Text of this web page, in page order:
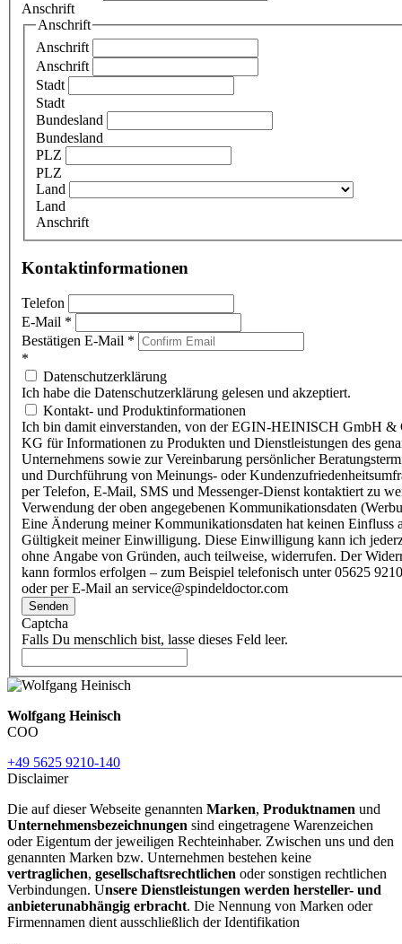
Anschrift
Anschrift
Anschrift
Anschrift
Stadt
Stadt
Bundesland
Bundesland
PLZ
PLZ
Land
Land
Anschrift
Kontaktinformationen
Telefon
E-Mail *
Bestätigen E-Mail *
*
Datenschutzerklärung
Ich habe die Datenschutzerklärung gelesen und akzeptiert.
Kontakt- und Produktinformationen
Ich bin damit einverstanden, von der EGIN-HEINISCH GmbH &
KG für Informationen zu Produkten und Dienstleistungen des
Unternehmens sowie zur Vereinbarung persönlicher
und Durchführung von Meinungs- oder
per Telefon, E-Mail, SMS und Messenger-Dienst kontaktiert zu
Verwendung der oben angegebenen Kommunikationsdaten
Eine Änderung meiner Kommunikationsdaten hat keinen Einfluss
Gültigkeit meiner Einwilligung. Diese Einwilligung kann ich
ohne Angabe von Gründen, auch teilweise, widerrufen. Der
kann formlos erfolgen – zum Beispiel telefonisch unter 05625
oder per E-Mail an service@spindeldoctor.com
Senden
Captcha
Falls Du menschlich bist, lasse dieses Feld leer.
Wolfgang Heinisch
COO
+49 5625 9210-140
Disclaimer
Die auf dieser Webseite genannten Marken, Produktnamen und
Unternehmensbezeichnungen sind eingetragene Warenzeichen
oder Eigentum der jeweiligen Rechteinhaber. Zwischen uns und den
genannten Marken bzw. Unternehmen bestehen keine
vertraglichen, gesellschaftsrechtlichen oder sonstigen rechtlichen
Verbindungen. Unsere Dienstleistungen werden hersteller- und
anbieterunabhängig erbracht. Die Nennung von Marken oder
Firmennamen dient ausschließlich der Identifikation